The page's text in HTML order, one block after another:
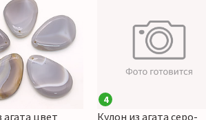
агата цвет
4
Кулон из агата серо-